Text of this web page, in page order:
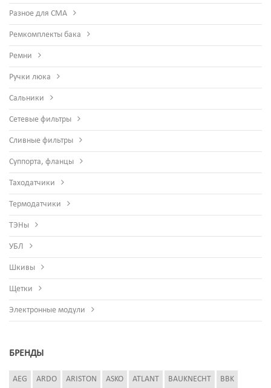
Разное для СМА
Ремкомплекты бака
Ремни
Ручки люка
Сальники
Сетевые фильтры
Сливные фильтры
Суппорта, фланцы
Таходатчики
Термодатчики
ТЭНы
УБЛ
Шкивы
Щетки
Электронные модули
БРЕНДЫ
AEG ARDO ARISTON ASKO ATLANT BAUKNECHT BBK